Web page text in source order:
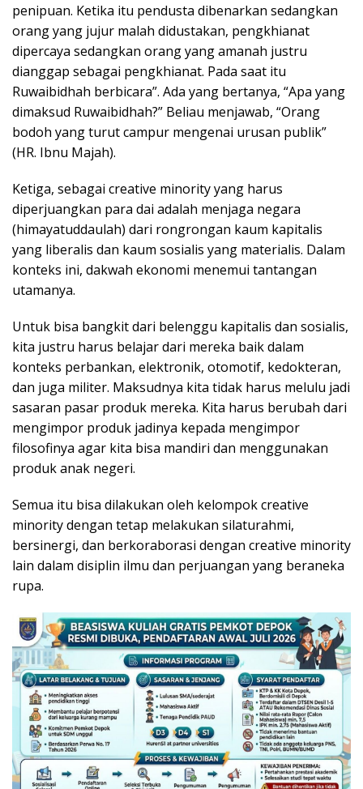
penipuan. Ketika itu pendusta dibenarkan sedangkan
orang yang jujur malah didustakan, pengkhianat
dipercaya sedangkan orang yang amanah justru
dianggap sebagai pengkhianat. Pada saat itu
Ruwaibidhah berbicara”. Ada yang bertanya, “Apa yang
dimaksud Ruwaibidhah?” Beliau menjawab, “Orang
bodoh yang turut campur mengenai urusan publik”
(HR. Ibnu Majah).
Ketiga, sebagai creative minority yang harus
diperjuangkan para dai adalah menjaga negara
(himayatuddaulah) dari rongrongan kaum kapitalis
yang liberalis dan kaum sosialis yang materialis. Dalam
konteks ini, dakwah ekonomi menemui tantangan
utamanya.
Untuk bisa bangkit dari belenggu kapitalis dan sosialis,
kita justru harus belajar dari mereka baik dalam
konteks perbankan, elektronik, otomotif, kedokteran,
dan juga militer. Maksudnya kita tidak harus melulu jadi
sasaran pasar produk mereka. Kita harus berubah dari
mengimpor produk jadinya kepada mengimpor
filosofinya agar kita bisa mandiri dan menggunakan
produk anak negeri.
Semua itu bisa dilakukan oleh kelompok creative
minority dengan tetap melakukan silaturahmi,
bersinergi, dan berkoraborasi dengan creative minority
lain dalam disiplin ilmu dan perjuangan yang beraneka
rupa.